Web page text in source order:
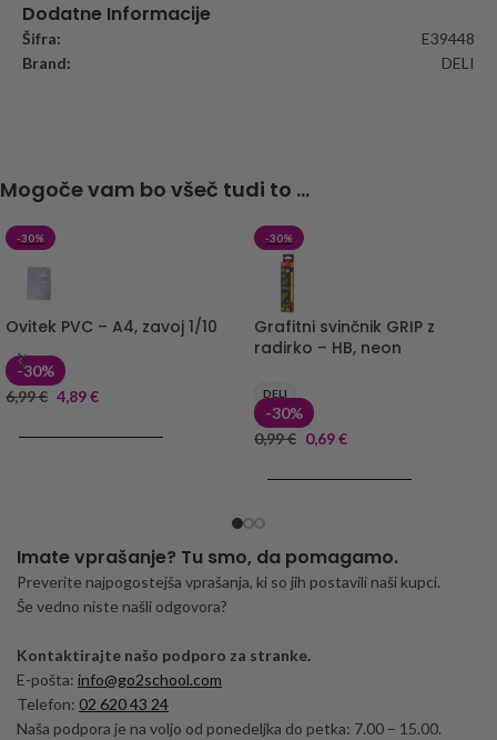
Dodatne Informacije
Šifra:
E39448
Brand:
DELI
Mogoče vam bo všeč tudi to ...
-30%
Ovitek PVC – A4, zavoj 1/10
-30%
6,99€ 4,89€
-30%
Grafitni svinčnik GRIP z
radirko – HB, neon
DELI
-30%
0,99€ 0,69€
Imate vprašanje? Tu smo, da pomagamo.
Preverite najpogostejša vprašanja, ki so jih postavili naši kupci.
Še vedno niste našli odgovora?
Kontaktirajte našo podporo za stranke.
E-pošta: info@go2school.com
Telefon: 02 620 43 24
Naša podpora je na voljo od ponedeljka do petka: 7.00 – 15.00.